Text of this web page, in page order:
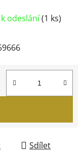
odeslání(1 ks)
Sdílet